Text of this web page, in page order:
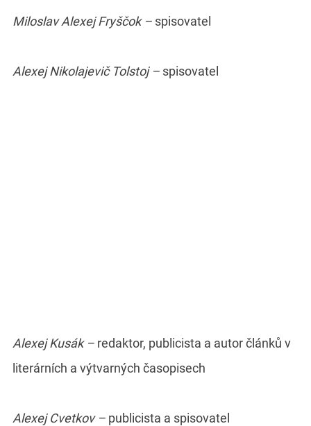
Miloslav Alexej Fryščok – spisovatel
Alexej Nikolajevič Tolstoj – spisovatel
Alexej Kusák – redaktor, publicista a autor článků v
literárních a výtvarných časopisech
Alexej Cvetkov – publicista a spisovatel